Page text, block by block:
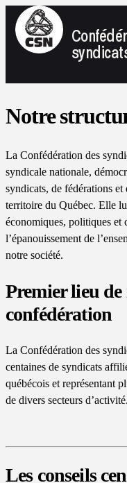
Notre
La Confédération des
syndicale nationale,
syndicats, de fédérations
territoire du Québec. Elle
économiques, politiques et
l’épanouissement de
notre société.
Premier lieu
confédération
La Confédération des
centaines de syndicats
québécois et représentant
de divers secteurs d’activité.
Les conseils